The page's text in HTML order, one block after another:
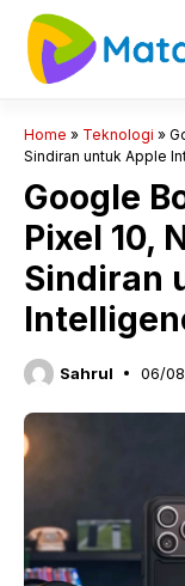
Langsung
Home » Teknologi »
Sindiran untuk Apple
Google
Pixel 10,
Sindiran
Sahrul 06/